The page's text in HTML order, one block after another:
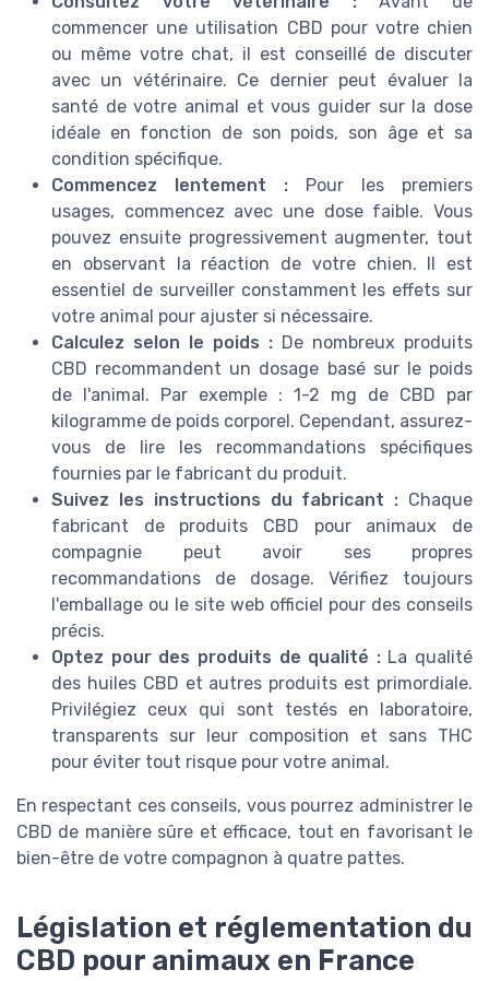
commencer une utilisation CBD pour votre chien
ou même votre chat, il est conseillé de discuter
avec un vétérinaire. Ce dernier peut évaluer la
santé de votre animal et vous guider sur la dose
idéale en fonction de son poids, son âge et sa
condition spécifique.
Commencez lentement : Pour les premiers
usages, commencez avec une dose faible. Vous
pouvez ensuite progressivement augmenter, tout
en observant la réaction de votre chien. Il est
essentiel de surveiller constamment les effets sur
votre animal pour ajuster si nécessaire.
Calculez selon le poids : De nombreux produits
CBD recommandent un dosage basé sur le poids
de l'animal. Par exemple : 1-2 mg de CBD par
kilogramme de poids corporel. Cependant, assurez-
vous de lire les recommandations spécifiques
fournies par le fabricant du produit.
Suivez les instructions du fabricant : Chaque
fabricant de produits CBD pour animaux de
compagnie peut avoir ses propres
recommandations de dosage. Vérifiez toujours
l'emballage ou le site web officiel pour des conseils
précis.
Optez pour des produits de qualité :La qualité
des huiles CBD et autres produits est primordiale.
Privilégiez ceux qui sont testés en laboratoire,
transparents sur leur composition et sans THC
pour éviter tout risque pour votre animal.
En respectant ces conseils, vous pourrez administrer le
CBD de manière sûre et efficace, tout en favorisant le
bien-être de votre compagnon à quatre pattes.
Législation et réglementation du
CBD pour animaux en France